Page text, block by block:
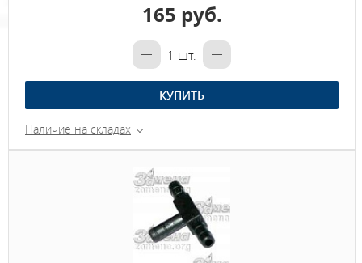
165 руб.
1 шт.
КУПИТЬ
Наличие на складах